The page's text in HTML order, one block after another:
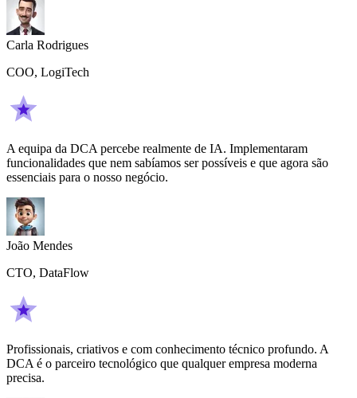
Carla Rodrigues
COO, LogiTech
A equipa da DCA percebe realmente de IA. Implementaram
funcionalidades que nem sabíamos ser possíveis e que agora são
essenciais para o nosso negócio.
João Mendes
CTO, DataFlow
Profissionais, criativos e com conhecimento técnico profundo. A
DCA é o parceiro tecnológico que qualquer empresa moderna
precisa.